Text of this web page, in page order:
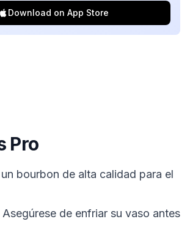
Download on App Store
Pro
un bourbon de alta calidad para el
Asegúrese de enfriar su vaso antes